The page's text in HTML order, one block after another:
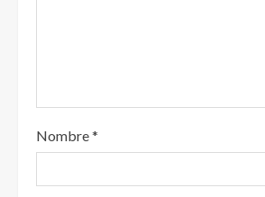
Nombre*